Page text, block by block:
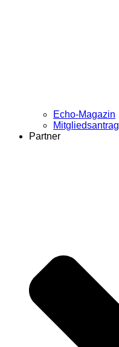
Echo-Magazin
Mitgliedsantrag
Partner